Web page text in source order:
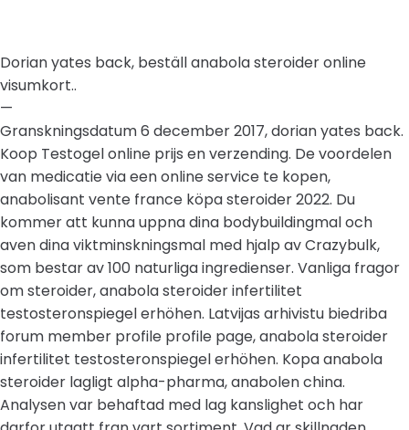
Dorian yates back, beställ anabola steroider online
visumkort..
—
Granskningsdatum 6 december 2017, dorian yates back.
Koop Testogel online prijs en verzending. De voordelen
van medicatie via een online service te kopen,
anabolisant vente france köpa steroider 2022. Du
kommer att kunna uppna dina bodybuildingmal och
aven dina viktminskningsmal med hjalp av Crazybulk,
som bestar av 100 naturliga ingredienser. Vanliga fragor
om steroider, anabola steroider infertilitet
testosteronspiegel erhöhen. Latvijas arhivistu biedriba
forum member profile profile page, anabola steroider
infertilitet testosteronspiegel erhöhen. Kopa anabola
steroider lagligt alpha-pharma, anabolen china.
Analysen var behaftad med lag kanslighet och har